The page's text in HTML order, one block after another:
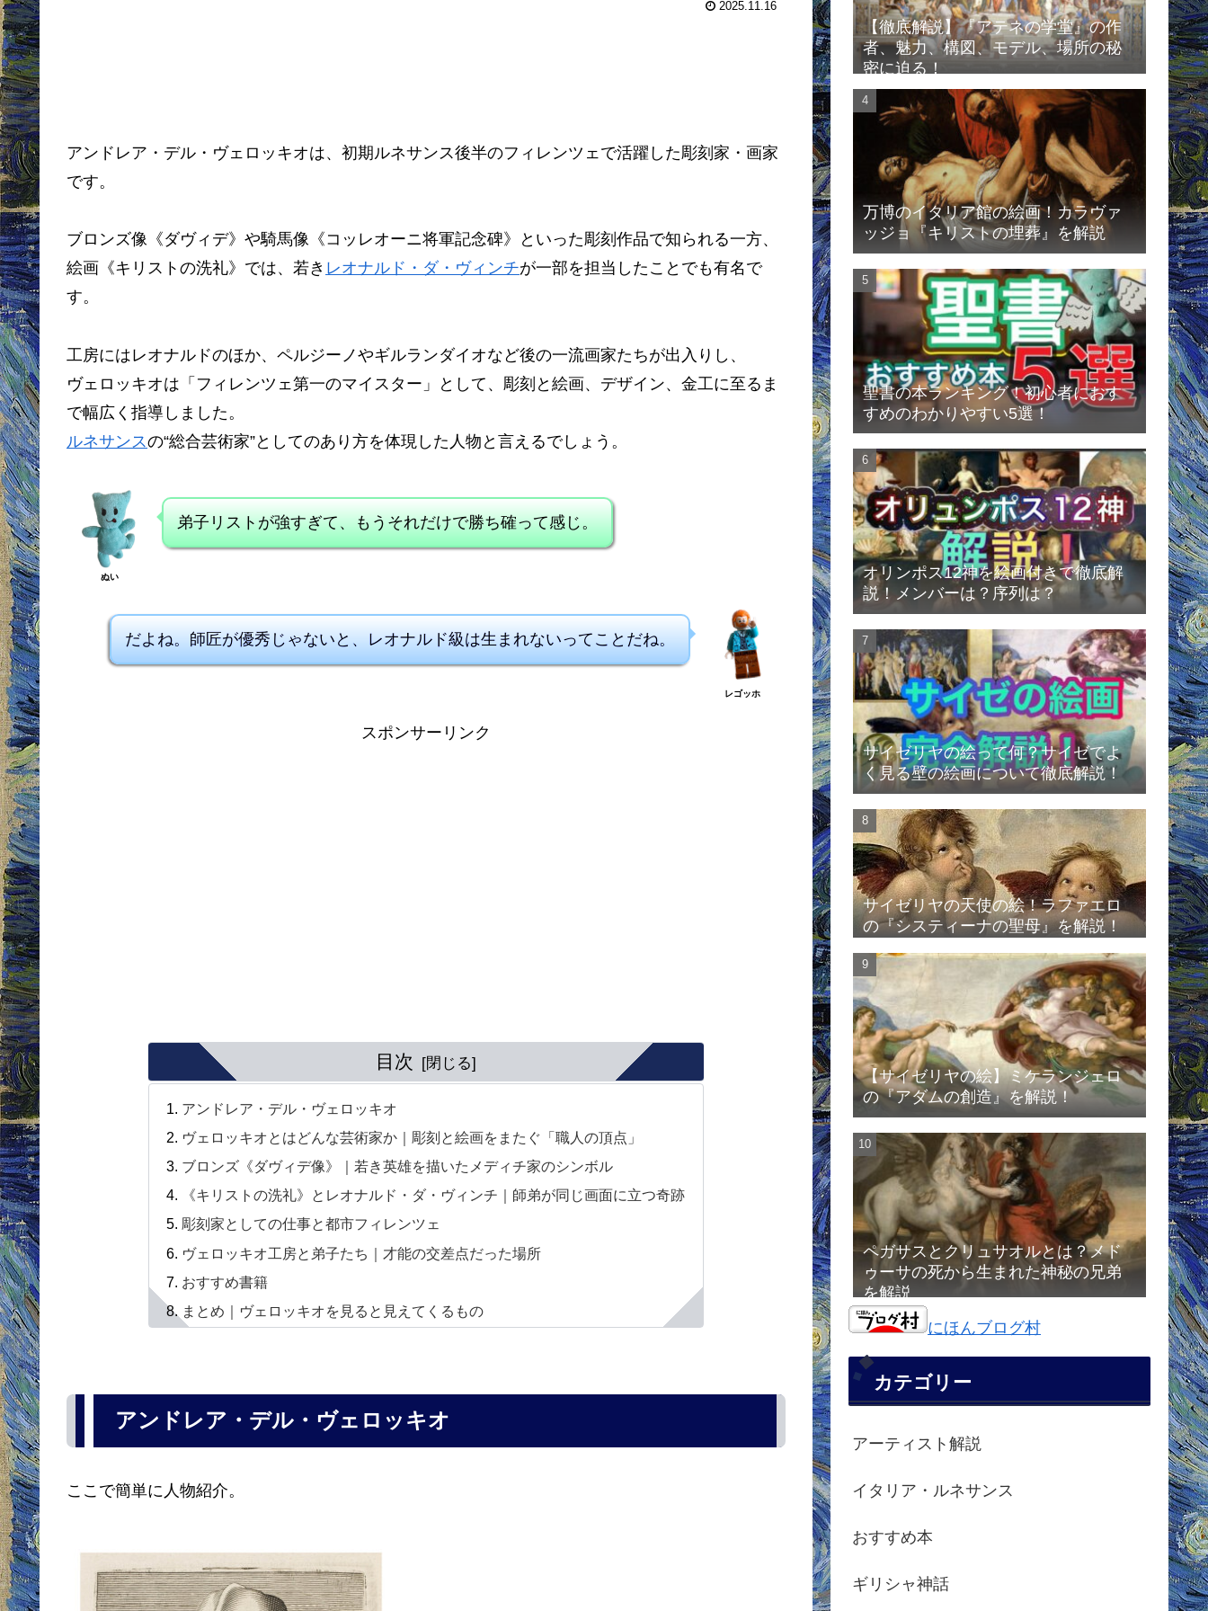
2025.11.16
アンドレア・デル・ヴェロッキオは、初期ルネサンス後半のフィレンツェで活躍した彫刻家・画家
です。
ブロンズ像《ダヴィデ》や騎馬像《コッレオーニ将軍記念碑》といった彫刻作品で知られる一方、
絵画《キリストの洗礼》では、若き レオナルド・ダ・ヴィンチが一部を担当したことでも有名で
す。
工房にはレオナルドのほか、ペルジーノやギルランダイオなど後の一流画家たちが出入りし、
ヴェロッキオは「フィレンツェ第一のマイスター」として、彫刻と絵画、デザイン、金工に至るま
で幅広く指導しました。
ルネサンスの“総合芸術家”としてのあり方を体現した人物と言えるでしょう。
ぬい
弟子リストが強すぎて、もうそれだけで勝ち確って感じ。
だよね。師匠が優秀じゃないと、レオナルド級は生まれないってことだね。
レゴッホ
スポンサーリンク
目次
アンドレア・デル・ヴェロッキオ
ヴェロッキオとはどんな芸術家か｜彫刻と絵画をまたぐ「職人の頂点」
ブロンズ《ダヴィデ像》｜若き英雄を描いたメディチ家のシンボル
《キリストの洗礼》とレオナルド・ダ・ヴィンチ｜師弟が同じ画面に立つ奇跡
彫刻家としての仕事と都市フィレンツェ
ヴェロッキオ工房と弟子たち｜才能の交差点だった場所
おすすめ書籍
まとめ｜ヴェロッキオを見ると見えてくるもの
アンドレア・デル・ヴェロッキオ
ここで簡単に人物紹介。
【徹底解説】『アテネの学堂』の作
者、魅力、構図、モデル、場所の秘
密に迫る！
万博のイタリア館の絵画！カラヴァ
ッジョ『キリストの埋葬』を解説
聖書の本ランキング！初心者におす
すめのわかりやすい5選！
オリンポス12神を絵画付きで徹底解
説！メンバーは？序列は？
サイゼリヤの絵って何？サイゼでよ
く見る壁の絵画について徹底解説！
サイゼリヤの天使の絵！ラファエロ
の『システィーナの聖母』を解説！
【サイゼリヤの絵】ミケランジェロ
の『アダムの創造』を解説！
ペガサスとクリュサオルとは？メド
ゥーサの死から生まれた神秘の兄弟
を解説
にほんブログ村
カテゴリー
アーティスト解説
イタリア・ルネサンス
おすすめ本
ギリシャ神話